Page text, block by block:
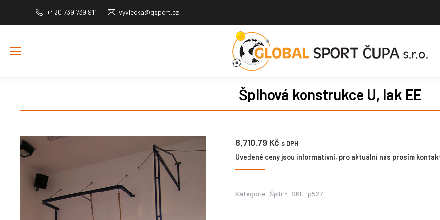
+420 739 739 911 vyvlecka@gsport.cz
Šplhová konstrukce U, lak EE
8,710.79 Kč s DPH
Uvedené ceny jsou informativní, pro aktuální nás prosím
Kategorie:Šplh SKU:p527